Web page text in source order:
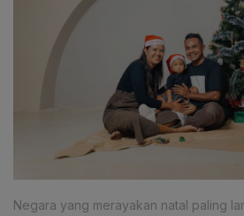
Negara yang merayakan natal paling